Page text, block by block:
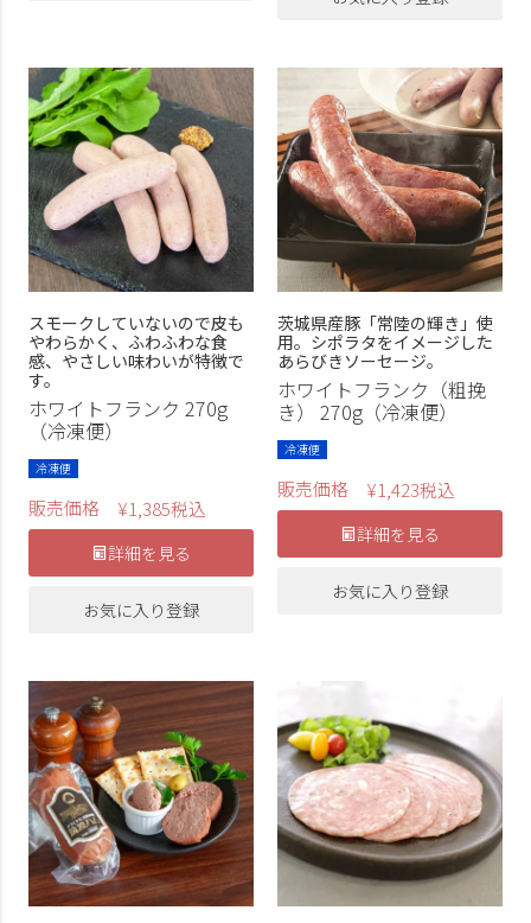
スモークしていないので皮も
やわらかく、ふわふわな食
感、やさしい味わいが特徴で
す。
ホワイトフランク 270g
（冷凍便）
冷凍便
販売価格 ¥1,385税込
詳細を見る
お気に入り登録
茨城県産豚「常陸の輝き」使
用。シポラタをイメージした
あらびきソーセージ。
ホワイトフランク（粗挽
き） 270g（冷凍便）
冷凍便
販売価格 ¥1,423税込
詳細を見る
お気に入り登録